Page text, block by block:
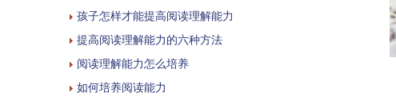
孩子怎样才能提高阅读理解能力
提高阅读理解能力的六种方法
阅读理解能力怎么培养
如何培养阅读能力